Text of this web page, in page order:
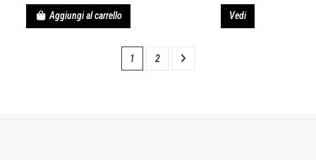
Aggiungi al carrello Vedi
1 2